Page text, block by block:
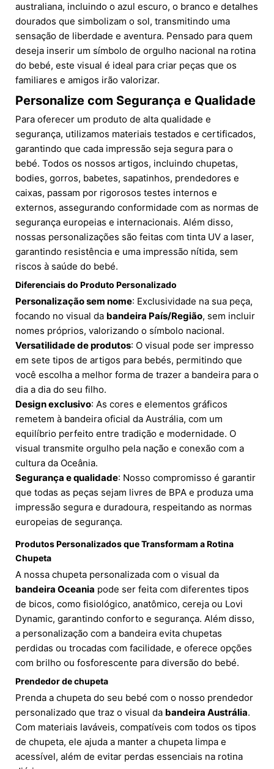
australiana, incluindo o azul escuro, o branco e detalhes
dourados que simbolizam o sol, transmitindo uma
sensação de liberdade e aventura. Pensado para quem
deseja inserir um símbolo de orgulho nacional na rotina
do bebé, este visual é ideal para criar peças que os
familiares e amigos irão valorizar.
Personalize com Segurança e Qualidade
Para oferecer um produto de alta qualidade e
segurança, utilizamos materiais testados e certificados,
garantindo que cada impressão seja segura para o
bebé. Todos os nossos artigos, incluindo chupetas,
bodies, gorros, babetes, sapatinhos, prendedores e
caixas, passam por rigorosos testes internos e
externos, assegurando conformidade com as normas de
segurança europeias e internacionais. Além disso,
nossas personalizações são feitas com tinta UV a laser,
garantindo resistência e uma impressão nítida, sem
riscos à saúde do bebé.
Diferenciais do Produto Personalizado
Personalização sem nome: Exclusividade na sua peça,
focando no visual da bandeira País/Região, sem incluir
nomes próprios, valorizando o símbolo nacional.
Versatilidade de produtos: O visual pode ser impresso
em sete tipos de artigos para bebés, permitindo que
você escolha a melhor forma de trazer a bandeira para o
dia a dia do seu filho.
Design exclusivo: As cores e elementos gráficos
remetem à bandeira oficial da Austrália, com um
equilíbrio perfeito entre tradição e modernidade. O
visual transmite orgulho pela nação e conexão com a
cultura da Oceânia.
Segurança e qualidade: Nosso compromisso é garantir
que todas as peças sejam livres de BPA e produza uma
impressão segura e duradoura, respeitando as normas
europeias de segurança.
Produtos Personalizados que Transformam a Rotina
Chupeta
A nossa chupeta personalizada com o visual da
bandeira Oceania pode ser feita com diferentes tipos
de bicos, como fisiológico, anatômico, cereja ou Lovi
Dynamic, garantindo conforto e segurança. Além disso,
a personalização com a bandeira evita chupetas
perdidas ou trocadas com facilidade, e oferece opções
com brilho ou fosforescente para diversão do bebé.
Prendedor de chupeta
Prenda a chupeta do seu bebé com o nosso prendedor
personalizado que traz o visual da bandeira Austrália.
Com materiais laváveis, compatíveis com todos os tipos
de chupeta, ele ajuda a manter a chupeta limpa e
acessível, além de evitar perdas essenciais na rotina